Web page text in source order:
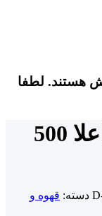
هستند. لطفا
چای ماسالا زعفرانی اعلا 500
دسته: قهوه و